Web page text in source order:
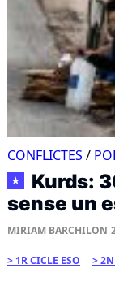
CONFLICTES /
★
Kurds:
sense un
MIRIAM BARCHILON
1R CICLE ESO 2N